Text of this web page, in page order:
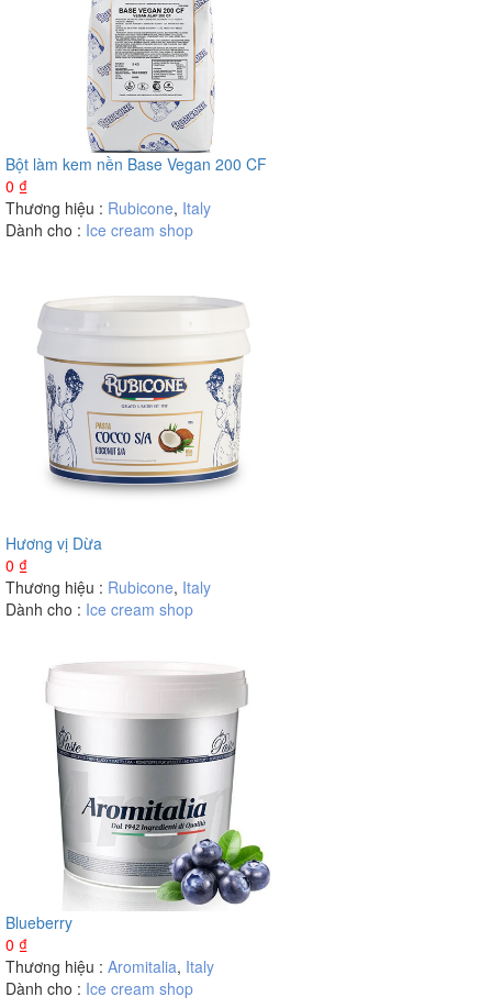
Bột làm kem nền Base Vegan 200 CF
0 ₫
Thương hiệu : Rubicone, Italy
Dành cho : Ice cream shop
Hương vị Dừa
0 ₫
Thương hiệu : Rubicone, Italy
Dành cho : Ice cream shop
Blueberry
0 ₫
Thương hiệu : Aromitalia, Italy
Dành cho : Ice cream shop